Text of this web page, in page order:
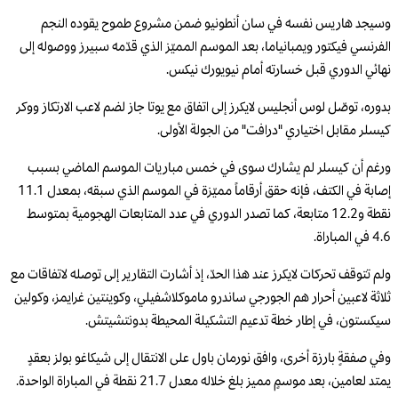
وسيجد هاريس نفسه في سان أنطونيو ضمن مشروع طموح يقوده النجم
الفرنسي فيكتور ويمبانياما، بعد الموسم المميّز الذي قدّمه سبيرز ووصوله إلى
نهائي الدوري قبل خسارته أمام نيويورك نيكس.
بدوره، توصّل لوس أنجليس لايكرز إلى اتفاق مع يوتا جاز لضم لاعب الارتكاز ووكر
كيسلر مقابل اختياري "درافت" من الجولة الأولى.
ورغم أن كيسلر لم يشارك سوى في خمس مباريات الموسم الماضي بسبب
إصابة في الكتف، فإنه حقق أرقاماً مميّزة في الموسم الذي سبقه، بمعدل 11.1
نقطة و12.2 متابعة، كما تصدر الدوري في عدد المتابعات الهجومية بمتوسط
4.6 في المباراة.
ولم تتوقف تحركات لايكرز عند هذا الحدّ، إذ أشارت التقارير إلى توصله لاتفاقات مع
ثلاثة لاعبين أحرار هم الجورجي ساندرو ماموكلاشفيلي، وكوينتين غرايمز، وكولين
سيكستون، في إطار خطة تدعيم التشكيلة المحيطة بدونتشيتش.
وفي صفقةٍ بارزة أخرى، وافق نورمان باول على الانتقال إلى شيكاغو بولز بعقدٍ
يمتد لعامين، بعد موسمٍ مميز بلغ خلاله معدل 21.7 نقطة في المباراة الواحدة.